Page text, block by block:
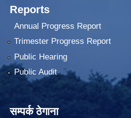
Reports
Annual Progress Report
Trimester Progress Report
Public Hearing
Public Audit
सम्पर्क ठेगाना